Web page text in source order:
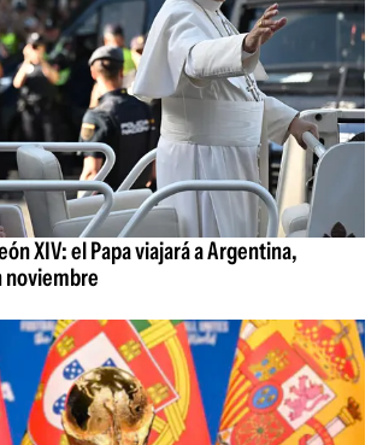
XIV: el Papa viajará a Argentina,
noviembre